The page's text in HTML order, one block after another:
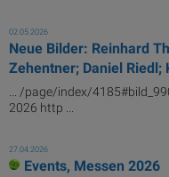
02.05.2026
Neue Bilder: Reinhard
Zehentner; Daniel Riedl;
... /page/index/
2026 http ...
27.04.2026
Events, Messen 2026